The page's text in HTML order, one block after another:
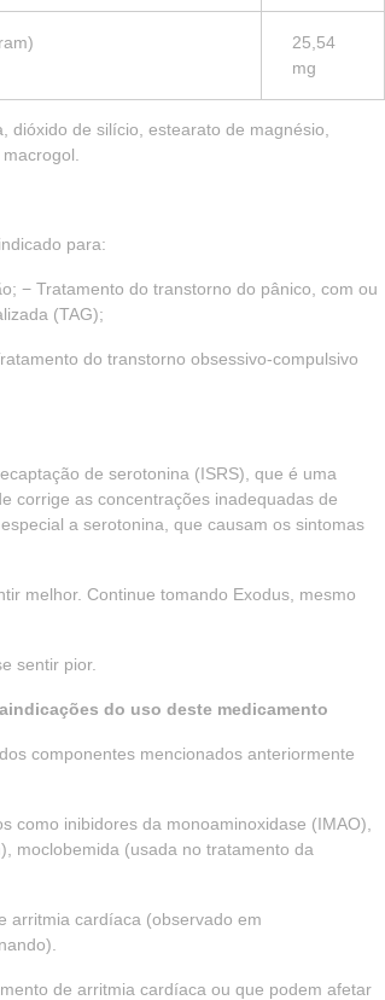
25,54
mg
dióxido de silício, estearato de magnésio,
para:
− Tratamento do transtorno do pânico, com ou
(TAG);
do transtorno obsessivo-compulsivo
de serotonina (ISRS), que é uma
corrige as concentrações inadequadas de
a serotonina, que causam os sintomas
melhor. Continue tomando Exodus, mesmo
sentir pior.
do uso deste medicamento
componentes mencionados anteriormente
como inibidores da monoaminoxidase (IMAO),
moclobemida (usada no tratamento da
arritmia cardíaca (observado em
de arritmia cardíaca ou que podem afetar